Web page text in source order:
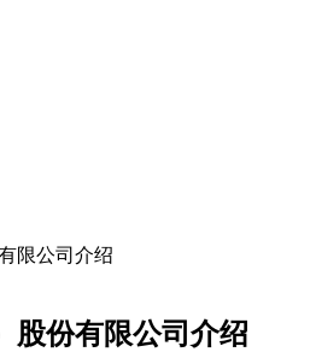
股份有限公司介绍